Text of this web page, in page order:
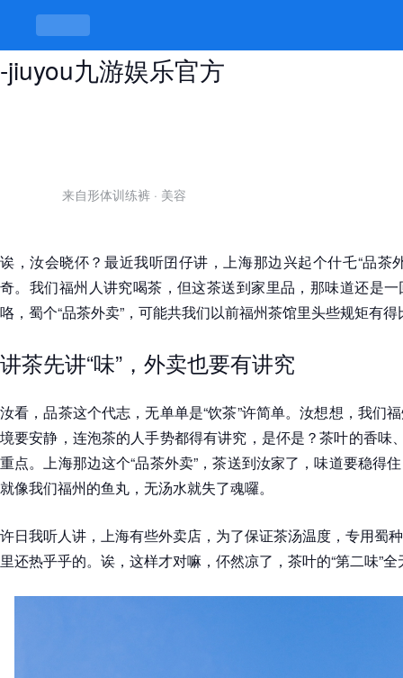
上海品茶外卖，品的是茶，讲的是味
-jiuyou九游娱乐官方
来自形体训练裤 · 美容
诶，汝会晓伓？最近我听囝仔讲，上海那边兴起个什乇“品茶
奇。我们福州人讲究喝茶，但这茶送到家里品，那味道还是
咯，蜀个“品茶外卖”，可能共我们以前福州茶馆里头些规矩有得
讲茶先讲“味”，外卖也要有讲究
汝看，品茶这个代志，无单单是“饮茶”许简单。汝想想，我们
境要安静，连泡茶的人手势都得有讲究，是伓是？茶叶的香味
重点。上海那边这个“品茶外卖”，茶送到汝家了，味道要稳得
就像我们福州的鱼丸，无汤水就失了魂囉。
许日我听人讲，上海有些外卖店，为了保证茶汤温度，专用蜀
里还热乎乎的。诶，这样才对嘛，伓然凉了，茶叶的“第二味”